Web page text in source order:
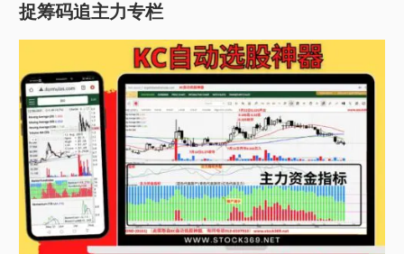
捉筹码追主力专栏